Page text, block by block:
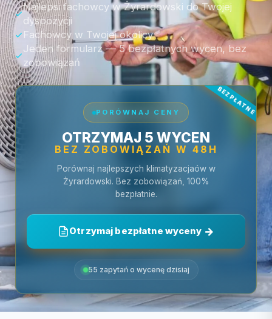
Najlepsi fachowcy w Żyrardowski do Twojej
dyspozycji
Fachowcy w Twojej okolicy
Jeden formularz — 5 bezpłatnych wycen, bez
zobowiązań
PORÓWNAJ CENY
OTRZYMAJ 5 WYCEN
BEZ ZOBOWIĄZAŃ W 48H
Porównaj najlepszych klimatyzacjaów w
Żyrardowski. Bez zobowiązań, 100%
bezpłatnie.
Otrzymaj bezpłatne wyceny
55 zapytań o wycenę dzisiaj